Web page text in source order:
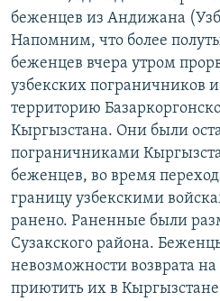
ЭЕ/АРнун бардык сайттары
беженцев из Андижана
Напомним, что более
беженцев вчера утром
узбекских пограничников
территорию
Кыргызстана. Они были
пограничниками
беженцев, во время
границу узбекскими
ранено. Раненные были
Сузакского района.
невозможности возврата на
приютить их в